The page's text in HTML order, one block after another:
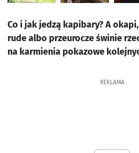
Co i jak jedzą kapibary? A
rude albo przeurocze świnie
na karmienia pokazowe
REKLAMA